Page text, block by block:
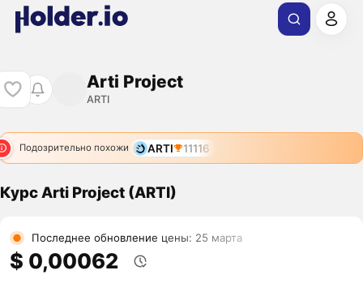
Arti Project
ARTI
Подозрительно похожи ARTI 11116
Курс Arti Project (ARTI)
Последнее обновление цены: 25 марта
$ 0,00062